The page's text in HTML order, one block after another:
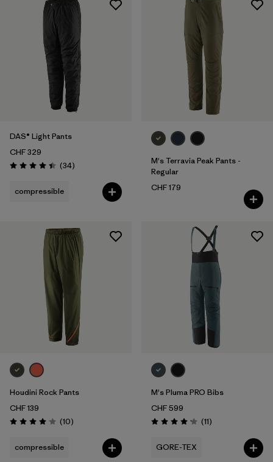
DAS® Light Pants
CHF 329
Évaluation: 4.4 / 5
(34Avis
)
compressible
M's Terravia Peak Pants -
Regular
CHF 179
Houdini Rock Pants
CHF 139
Évaluation: 4.1 / 5
(10Avis
)
compressible
M's Pluma PRO Bibs
CHF 599
Évaluation: 4.2 / 5
(11Avis
)
GORE-TEX